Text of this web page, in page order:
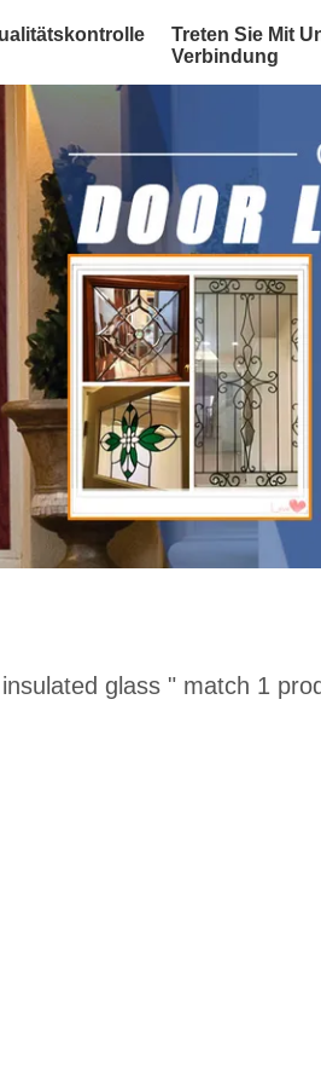
Treten Sie Mit
Verbindung
glass " match 1